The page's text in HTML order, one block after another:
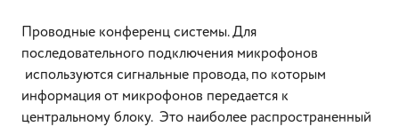
Проводные конференц системы. Для
последовательного подключения микрофонов
используются сигнальные провода, по которым
информация от микрофонов передается к
центральному блоку. Это наиболее распространенный